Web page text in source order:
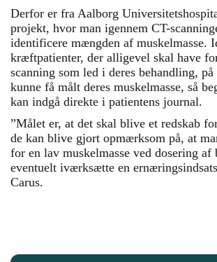
Derfor er fra Aalborg
projekt, hvor man igennem CT-
identificere mængden af muskelmasse.
kræftpatienter, der alligevel skal have
scanning som led i deres behandling,
kunne få målt deres muskelmasse, så
kan indgå direkte i patientens journal.
”Målet er, at det skal blive et redskab
de kan blive gjort opmærksom på, at
for en lav muskelmasse ved dosering af
eventuelt iværksætte en
Carus.